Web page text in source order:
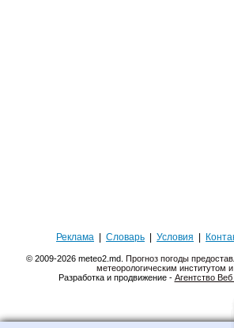
Реклама Словарь Условия
© 2009-2026 meteo2.md. Прогноз погоды
метеорологическим институтом
Разработка и продвижение - Агентство